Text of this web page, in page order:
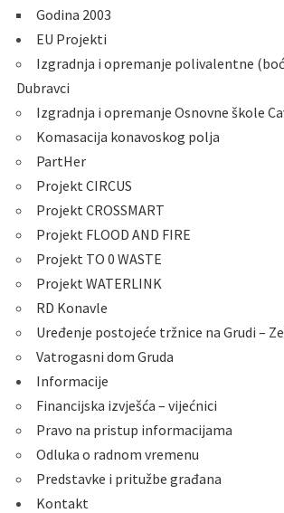
Godina 2003
EU Projekti
Izgradnja i opremanje polivalentne
Dubravci
Izgradnja i opremanje Osnovne škole
Komasacija konavoskog polja
PartHer
Projekt CIRCUS
Projekt CROSSMART
Projekt FLOOD AND FIRE
Projekt TO 0 WASTE
Projekt WATERLINK
RD Konavle
Uređenje postojeće tržnice na Grudi –
Vatrogasni dom Gruda
Informacije
Financijska izvješća – vijećnici
Pravo na pristup informacijama
Odluka o radnom vremenu
Predstavke i pritužbe građana
Kontakt